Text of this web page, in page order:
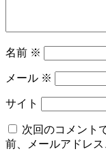
名前 ※
メール ※
サイト
次回のコメント
前、メールアドレス